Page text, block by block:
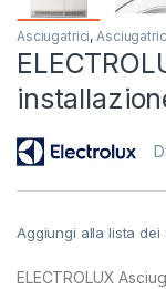
Asciugatrici,
Aggiungi alla lista dei
ELECTROLUX